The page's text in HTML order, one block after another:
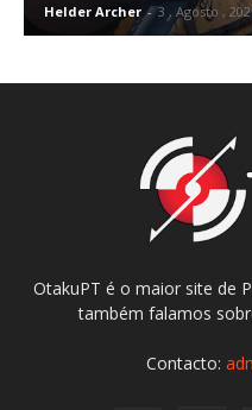
Helder Archer - 3 , Agosto ,
OtakuPT é o maior site de
também falamos
Contacto: